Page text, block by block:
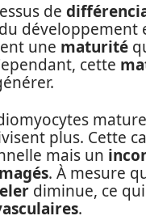
de
développement
une maturité
cette
plus. Cette
mais un
. À mesure
diminue, ce
.